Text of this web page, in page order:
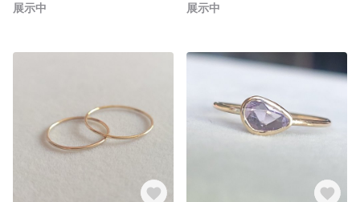
展示中
展示中